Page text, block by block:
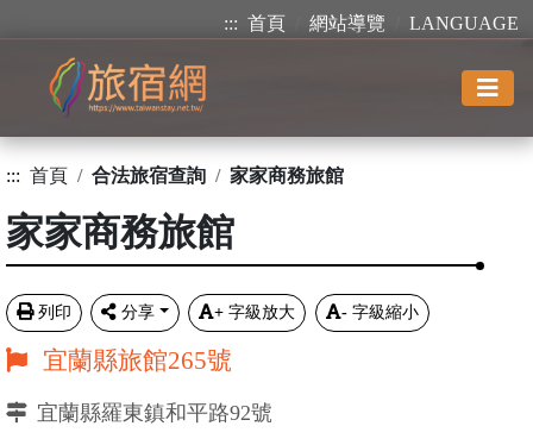
::: 首頁 網站導覽 LANGUAGE
::: 首頁 合法旅宿查詢 家家商務旅館
家家商務旅館
列印 分享 + 字級放大 - 字級縮小
宜蘭縣旅館265號
宜蘭縣羅東鎮和平路92號